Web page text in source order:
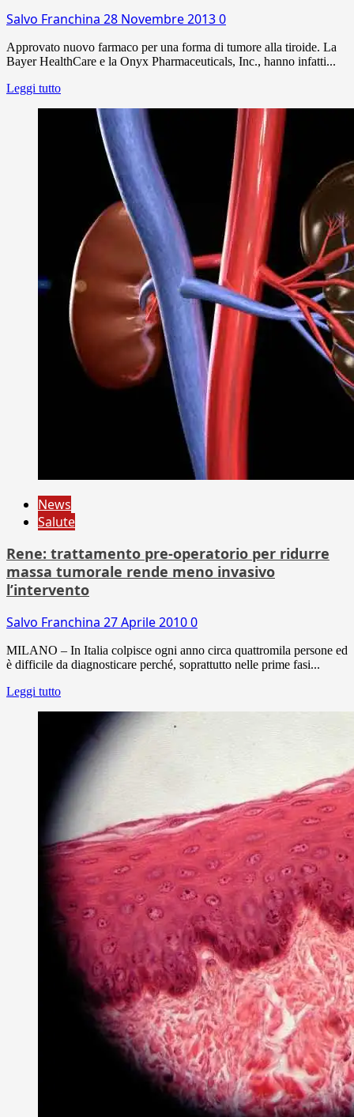
Salvo Franchina 28 Novembre 20130
Approvato nuovo farmaco per una forma di tumore alla tiroide. La
Bayer HealthCare e la Onyx Pharmaceuticals, Inc., hanno infatti...
Leggi tutto
News
Salute
Rene: trattamento pre-operatorio per ridurre
massa tumorale rende meno invasivo
l’intervento
Salvo Franchina 27 Aprile 20100
MILANO – In Italia colpisce ogni anno circa quattromila persone ed
è difficile da diagnosticare perché, soprattutto nelle prime fasi...
Leggi tutto